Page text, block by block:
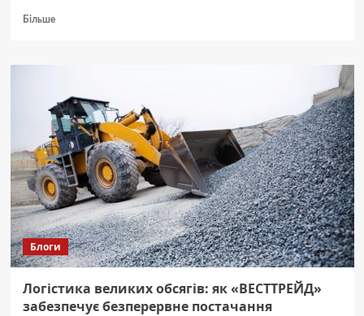
БільшеДокладніше
труби
для
вашого
проєкту?
Блоги
Логістика великих обсягів: як «ВЕСТТРЕЙД»
забезпечує безперервне постачання